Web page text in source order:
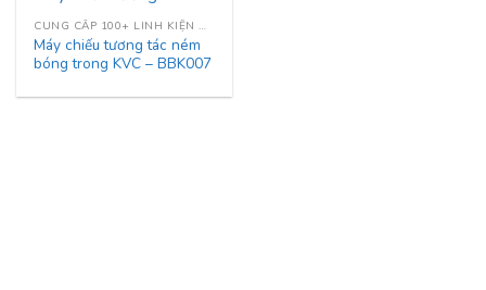
CUNG CẤP 100+ LINH KIỆN NHÀ LIÊN HOÀN
Máy chiếu tương tác ném
bóng trong KVC – BBK007